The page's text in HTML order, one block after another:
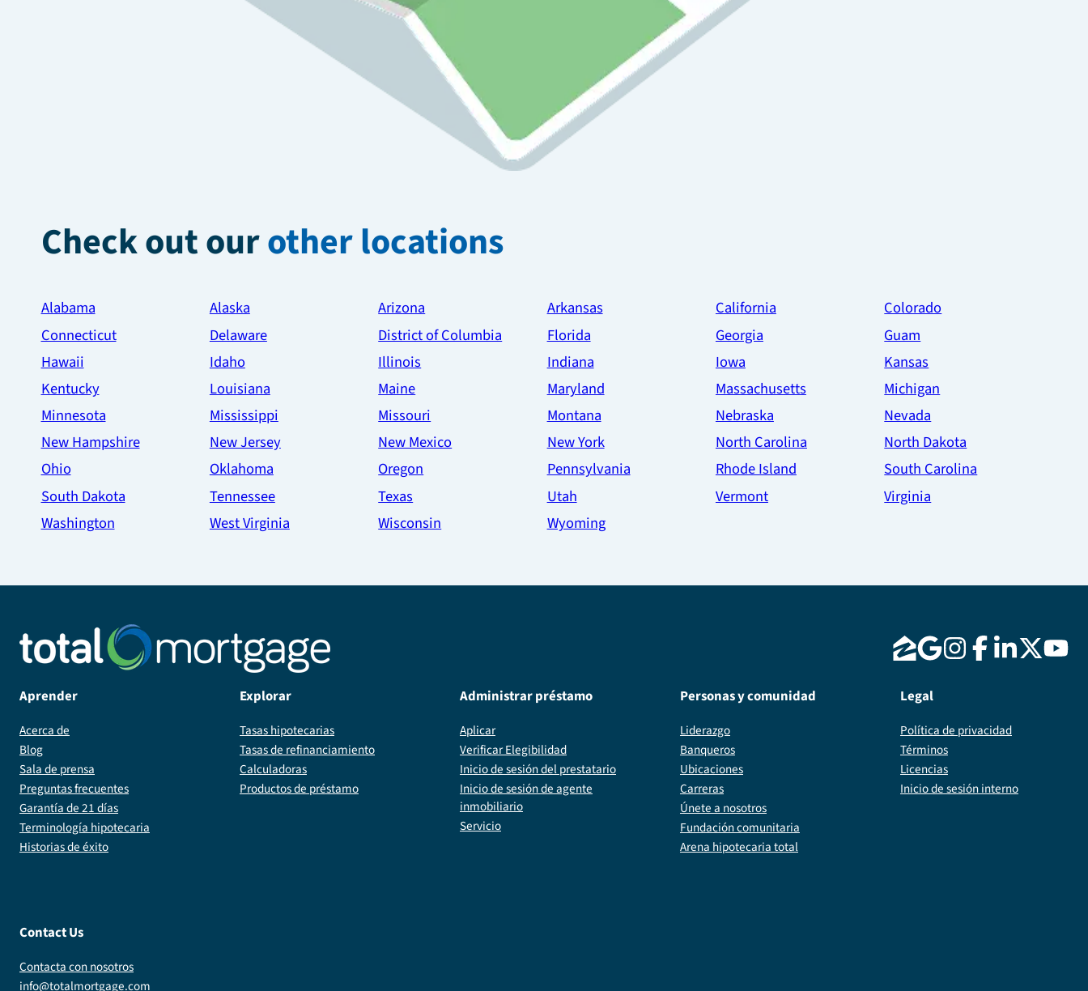
Check out ourother locations
Alabama Alaska Arizona Arkansas California
Colorado
Connecticut
Delaware District of Columbia Florida Georgia
Guam
Hawaii
Idaho Illinois Indiana Iowa
Kansas
Kentucky
Louisiana Maine Maryland Massachusetts
Michigan
Minnesota
Mississippi Missouri Montana Nebraska
Nevada
New Hampshire
New Jersey New Mexico New York North Carolina
North Dakota
Ohio
Oklahoma Oregon Pennsylvania Rhode Island
South Carolina
South Dakota
Tennessee Texas Utah Vermont
Virginia
Washington
West Virginia Wisconsin Wyoming
Aprender
Acerca de
Blog
Sala de prensa
Preguntas frecuentes
Garantía de 21 días
Terminología hipotecaria
Historias de éxito
Explorar
Tasas hipotecarias
Tasas de refinanciamiento
Calculadoras
Productos de préstamo
Administrar préstamo
Aplicar
Verificar Elegibilidad
Inicio de sesión del prestatario
Inicio de sesión de agente
inmobiliario
Servicio
Personas y comunidad
Liderazgo
Banqueros
Ubicaciones
Carreras
Únete a nosotros
Fundación comunitaria
Arena hipotecaria total
Legal
Política de privacidad
Términos
Licencias
Inicio de sesión interno
Contact Us
Contacta con nosotros
info@totalmortgage.com